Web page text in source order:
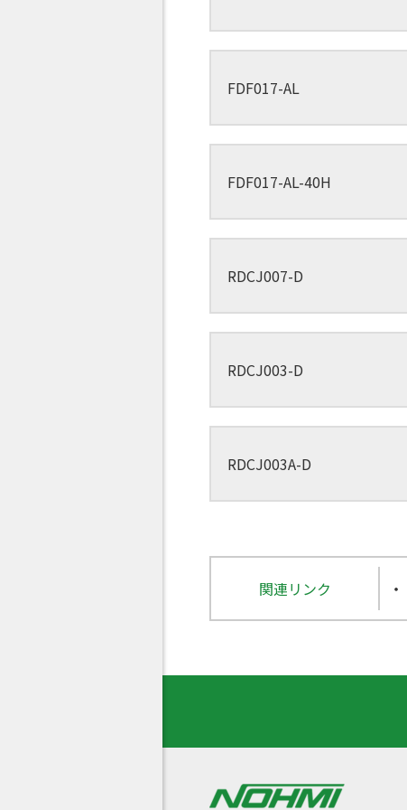
FDF017-AL
FDF017-AL-40H
RDCJ007-D
RDCJ003-D
RDCJ003A-D
関連リンク